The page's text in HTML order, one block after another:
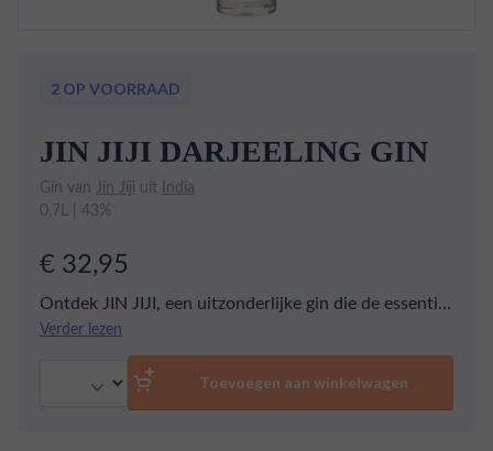
2 OP VOORRAAD
JIN JIJI DARJEELING GIN
Gin van Jin Jiji uit India
0,7L | 43%
€ 32,95
Ontdek JIN JIJI, een uitzonderlijke gin die de essentie
van India in elk glas vangt! Ambachtelijk gemaakt in
Goa, combineert deze gin Darjeeling-thee, bekend als
de elegantste ter wereld, met wilde Himalaya-
jeneverbes en lokale botanische ingrediënten. Deze
Verder lezen
Toevoegen aan winkelwagen